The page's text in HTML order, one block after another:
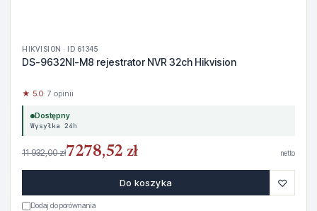
HIKVISION · ID 61345
DS-9632NI-M8 rejestrator NVR 32ch Hikvision
★ 5.0· 7 opinii
Dostępny
Wysyłka 24h
11 932,00 zł7278,52 zł netto
Do koszyka ♡
Dodaj do porównania